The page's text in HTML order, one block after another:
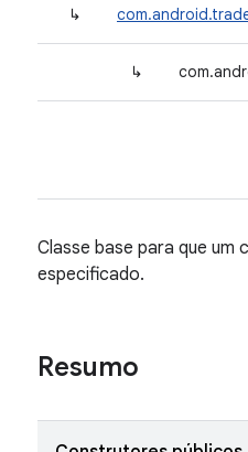
↳
↳
Classe base para que um
especificado.
Resumo